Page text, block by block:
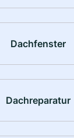
Dachfenster
Dachreparatur